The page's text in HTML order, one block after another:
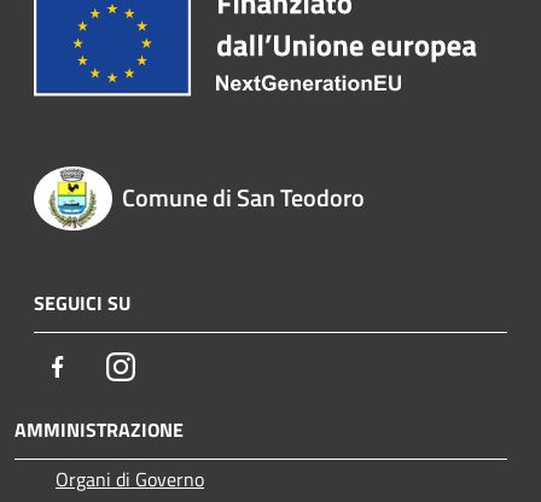
Comune di San Teodoro
SEGUICI SU
FacebookInstagram
AMMINISTRAZIONE
Organi di Governo